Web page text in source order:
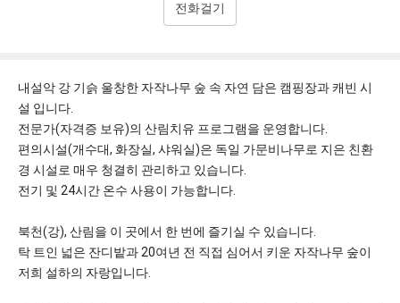
전화걸기
내설악 강 기슭 울창한 자작나무 숲 속 자연 담은 캠핑장과 캐빈 시
설 입니다.
전문가(자격증 보유)의 산림치유 프로그램을 운영합니다.
편의시설(개수대, 화장실, 샤워실)은 독일 가문비나무로 지은 친환
경 시설로 매우 청결히 관리하고 있습니다.
전기 및 24시간 온수 사용이 가능합니다.
북천(강), 산림을 이 곳에서 한 번에 즐기실 수 있습니다.
탁 트인 넓은 잔디밭과 20여년 전 직접 심어서 키운 자작나무 숲이
저희 설하의 자랑입니다.